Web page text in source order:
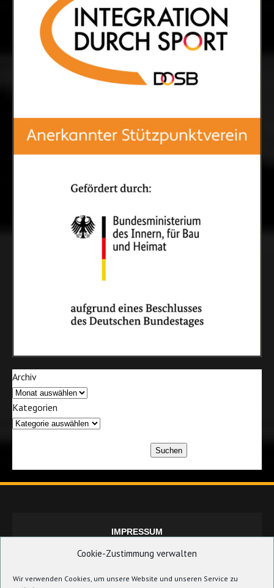
Cookie-Zustimmung verwalten
Wir verwenden Cookies, um unsere Website und unseren Service zu
Archiv
Kategorien
Suchen
IMPRESSUM
DATENSCHUTZERKLÄRUNG